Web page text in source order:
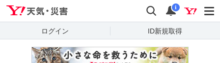
検索 通知
i
ログイン ID新規取得